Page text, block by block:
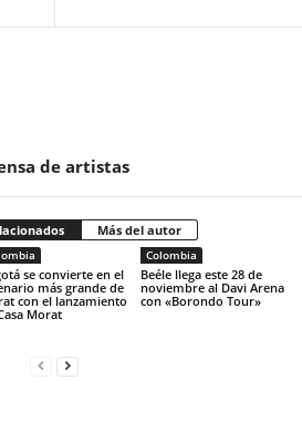
de artistas
Más del autor
se convierte en el
más grande de
con el lanzamiento
Morat
Colombia
Beéle llega este 28 de
noviembre al Davi Arena
con «Borondo Tour»